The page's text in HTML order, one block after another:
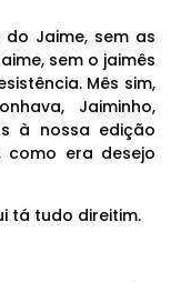
Jaime, sem as
sem o jaimês
Mês sim,
Jaiminho,
à nossa edição
como era desejo
tá tudo direitim.